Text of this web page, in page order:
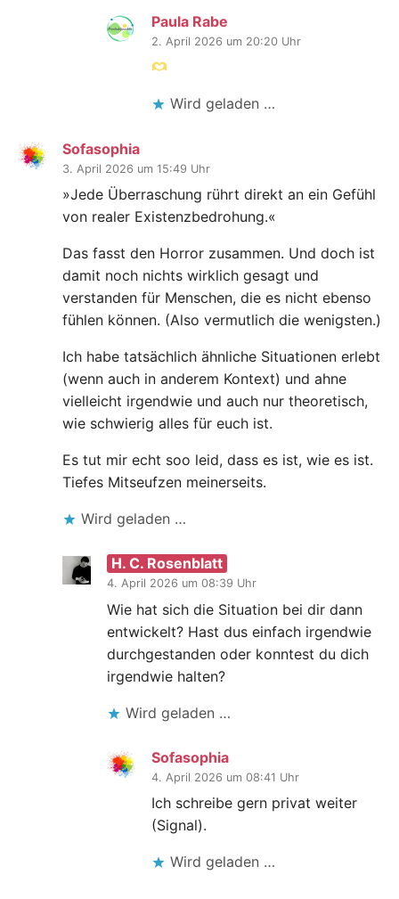
Paula Rabe
2. April 2026 um 20:20 Uhr
Wird geladen …
Sofasophia
3. April 2026 um 15:49 Uhr
»Jede Überraschung rührt direkt an ein Gefühl
von realer Existenzbedrohung.«
Das fasst den Horror zusammen. Und doch ist
damit noch nichts wirklich gesagt und
verstanden für Menschen, die es nicht ebenso
fühlen können. (Also vermutlich die wenigsten.)
Ich habe tatsächlich ähnliche Situationen erlebt
(wenn auch in anderem Kontext) und ahne
vielleicht irgendwie und auch nur theoretisch,
wie schwierig alles für euch ist.
Es tut mir echt soo leid, dass es ist, wie es ist.
Tiefes Mitseufzen meinerseits.
Wird geladen …
H. C. Rosenblatt
4. April 2026 um 08:39 Uhr
Wie hat sich die Situation bei dir dann
entwickelt? Hast dus einfach irgendwie
durchgestanden oder konntest du dich
irgendwie halten?
Wird geladen …
Sofasophia
4. April 2026 um 08:41 Uhr
Ich schreibe gern privat weiter
(Signal).
Wird geladen …